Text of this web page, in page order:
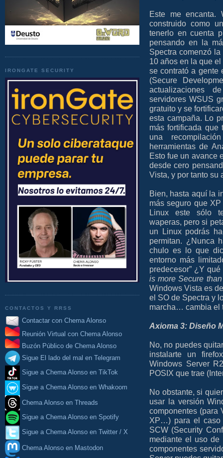
IRONGATE SECURITY
CONTACTOS Y RRSS
Contactar con Chema Alonso
Reunión Virtual con Chema Alonso
Buzón Público de Chema Alonso
Sigue El lado del mal en Telegram
Sigue a Chema Alonso en TikTok
Sigue a Chema Alonso en Whakoom
Chema Alonso en Threads
Sigue a Chema Alonso en Spotify
Sigue a Chema Alonso en Twitter / X
Chema Alonso en Mastodon
Este me encanta.
construido como
tenerlo en cuenta
pensando en la
Spectra comenzó
10 años en la que
se contrató a gente
(Secure
actualizaciones
servidores WSUS
gratuito y se
esta campaña. Lo
más fortificada
una
herramientas de
Esto fue un avance
desde cero
Vista, y por tanto su
Bien, hasta aquí la
más seguro que
Linux este sólo
waperas, pero si
un Linux podrás
permitan. ¿Nunca
chulo es lo que
entorno más
predecesor” ¿Y
is more Secure than
Windows Vista es
el SO de Spectra y
marcha… cambia el
Axioma 3: Diseño
No, no puedes
instalarte un
Windows Server
POSIX que trae
No obstante, si
usar la versión
componentes (para
XP…) para el caso
SCW (Security
mediante el uso
componentes